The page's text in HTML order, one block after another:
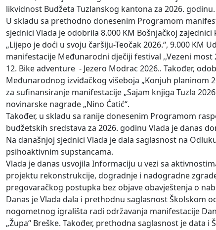
likvidnost Budžeta Tuzlanskog kantona za 2026. godinu.
U skladu sa prethodno donesenim Programom
sjednici Vlada je odobrila 8.000 KM Bošnjačkoj
„Lijepo je doći u svoju čaršiju-Teočak 2026.“, 9.000
manifestacije Međunarodni dječiji festival ,,Vezeni most
12. Bike adventure - Jezero Modrac 2026.. Također,
Međunarodnog izviđačkog višeboja „Konjuh planinom
za sufinansiranje manifestacije „Sajam knjiga Tuzla
novinarske nagrade „Nino Ćatić“.
Također, u skladu sa ranije donesenim Programom
budžetskih sredstava za 2026. godinu Vlada je danas
Na današnjoj sjednici Vlada je dala saglasnost na
psihoaktivnim supstancama.
Vlada je danas usvojila Informaciju u vezi sa
projektu rekonstrukcije, dogradnje i nadogradne
pregovaračkog postupka bez objave obavještenja o
Danas je Vlada dala i prethodnu saglasnost Školskom
nogometnog igrališta radi održavanja manifestacije
„Župa“ Breške. Također, prethodna saglasnost je data